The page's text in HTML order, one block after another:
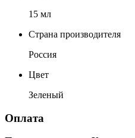
15 мл
Страна производителя
Россия
Цвет
Зеленый
Оплата